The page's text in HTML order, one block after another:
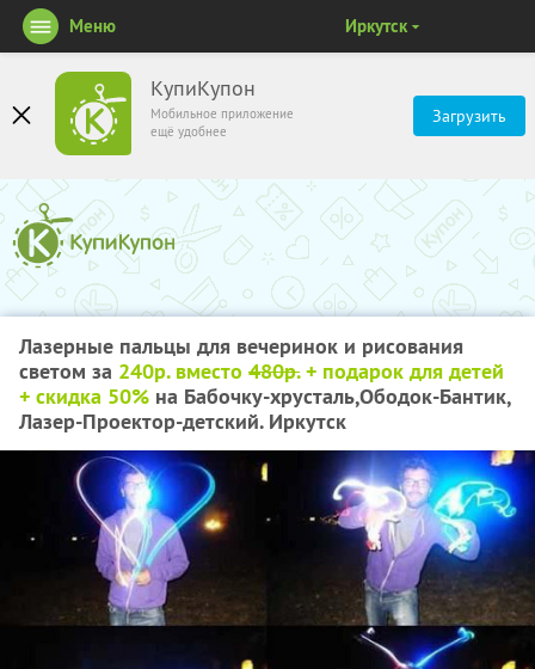
КупиКупон
Мобильное приложение
ещё удобнее
Загрузить
Меню Иркутск
Лазерные пальцы для вечеринок и рисования
светом за 240р. вместо 480р.+ подарок для детей
+ скидка 50% на Бабочку-хрусталь,Ободок-Бантик,
Лазер-Проектор-детский. Иркутск